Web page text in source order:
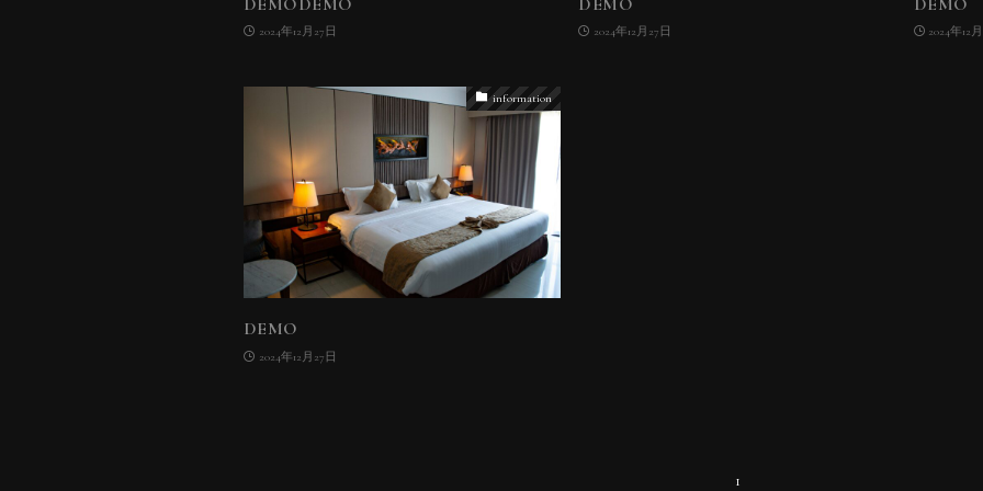
2024年12月27日 2024年12月27日 2024年12
information
DEMO
2024年12月27日
1